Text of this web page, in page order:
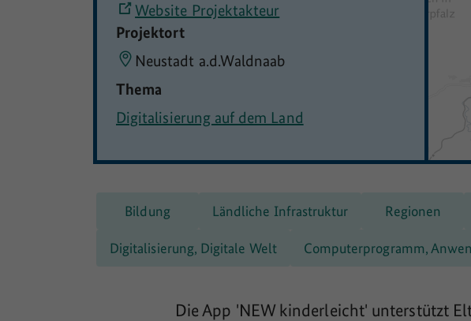
Website Projektakteur
Projektort
Neustadt a.d.Waldnaab
Thema
Digitalisierung auf dem Land
Bildung Ländliche Infrastruktur Regionen
Digitalisierung, Digitale Welt Computerprogramm,
Die App 'NEW kinderleicht' unterstützt